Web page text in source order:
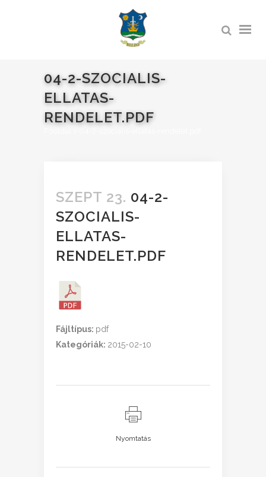
04-2-SZOCIALIS-
ELLATAS-
RENDELET.PDF
SZEPT 23. 04-2-
SZOCIALIS-
ELLATAS-
RENDELET.PDF
Fájltípus: pdf
Kategóriák: 2015-02-10
Nyomtatás